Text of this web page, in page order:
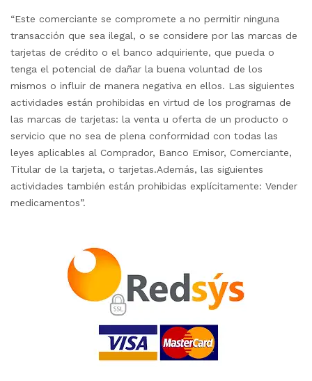
“Este comerciante se compromete a no permitir ninguna
transacción que sea ilegal, o se considere por las marcas de
tarjetas de crédito o el banco adquiriente, que pueda o
tenga el potencial de dañar la buena voluntad de los
mismos o influir de manera negativa en ellos. Las siguientes
actividades están prohibidas en virtud de los programas de
las marcas de tarjetas: la venta u oferta de un producto o
servicio que no sea de plena conformidad con todas las
leyes aplicables al Comprador, Banco Emisor, Comerciante,
Titular de la tarjeta, o tarjetas.Además, las siguientes
actividades también están prohibidas explícitamente: Vender
medicamentos”.